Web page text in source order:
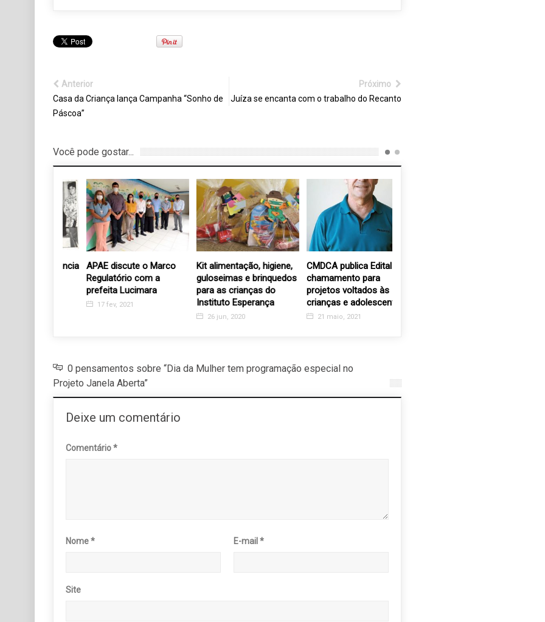
Anterior
Casa da Criança lança Campanha “Sonho de
Páscoa”
Próximo
Juíza se encanta com o trabalho do Recanto
Você pode gostar...
APAE discute o Marco
Regulatório com a
prefeita Lucimara
17 fev, 2021
Kit alimentação, higiene,
guloseimas e brinquedos
para as crianças do
Instituto Esperança
26 jun, 2020
CMDCA publica Edital de
chamamento para
projetos voltados às
crianças e adolescentes
21 maio, 2021
0 pensamentos sobre “Dia da Mulher tem programação especial no
Projeto Janela Aberta”
Deixe um comentário
Comentário*
Nome* E-mail*
Site